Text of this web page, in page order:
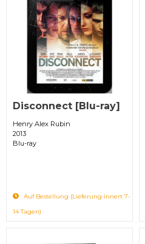
Disconnect [Blu-ray]
Henry Alex Rubin
2013
Blu-ray
Auf Bestellung (Lieferung innert 7-
14 Tagen)